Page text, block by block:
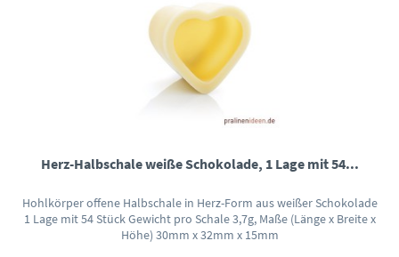
Herz-Halbschale weiße Schokolade, 1 Lage mit 54...
Hohlkörper offene Halbschale in Herz-Form aus weißer Schokolade
1 Lage mit 54 Stück Gewicht pro Schale 3,7g, Maße (Länge x Breite x
Höhe) 30mm x 32mm x 15mm